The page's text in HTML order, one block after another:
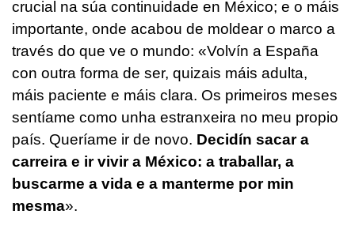
crucial na súa continuidade en México; e o máis
importante, onde acabou de moldear o marco a
través do que ve o mundo: «Volvín a España
con outra forma de ser, quizais máis adulta,
máis paciente e máis clara. Os primeiros meses
sentíame como unha estranxeira no meu propio
país. Queríame ir de novo. Decidín sacar a
carreira e ir vivir a México: a traballar, a
buscarme a vida e a manterme por min
mesma».